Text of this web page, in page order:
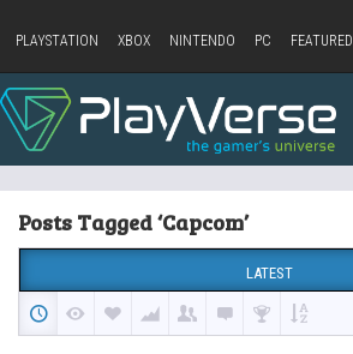
PLAYSTATION XBOX NINTENDO PC FEATURED
Posts Tagged ‘Capcom’
LATEST